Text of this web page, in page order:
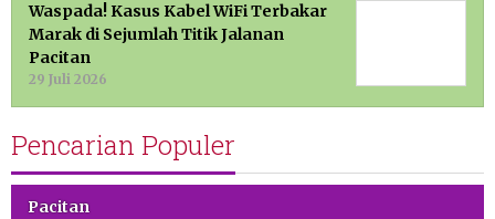
Waspada! Kasus Kabel WiFi Terbakar
Marak di Sejumlah Titik Jalanan
Pacitan
29 Juli 2026
Pencarian Populer
Pacitan